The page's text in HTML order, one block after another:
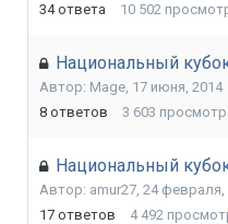
34 ответа 10 502
Национальный
Автор: Mage, 17 июня, 2014
8 ответов 3 603
Национальный
Автор: amur27, 24 февраля,
17 ответов 4 492